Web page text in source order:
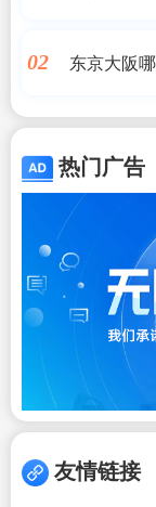
02
东京大阪
热门广告
友情链接